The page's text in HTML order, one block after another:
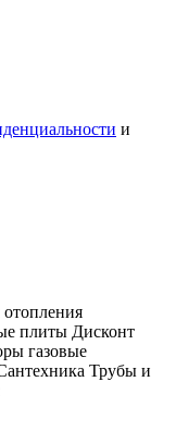
и
отопления
плиты Дисконт
газовые
Трубы и